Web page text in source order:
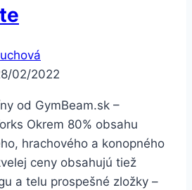
02/2022
od GymBeam.sk –
Okrem 80% obsahu
hrachového a konopného
ceny obsahujú tiež
a telu prospešné zložky –